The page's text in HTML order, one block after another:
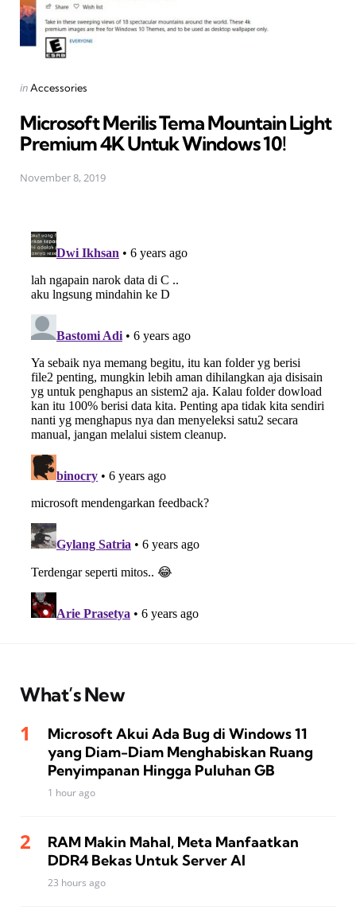
Posted
inAccessories
Microsoft Merilis Tema Mountain Light
Premium 4K Untuk Windows 10!
November 8, 2019
What’s New
Microsoft Akui Ada Bug di Windows 11
yang Diam-Diam Menghabiskan Ruang
Penyimpanan Hingga Puluhan GB
1 hour ago
RAM Makin Mahal, Meta Manfaatkan
DDR4 Bekas Untuk Server AI
23 hours ago